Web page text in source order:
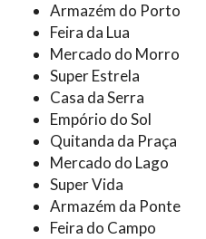
Armazém do Porto
Feira da Lua
Mercado do Morro
Super Estrela
Casa da Serra
Empório do Sol
Quitanda da Praça
Mercado do Lago
Super Vida
Armazém da Ponte
Feira do Campo